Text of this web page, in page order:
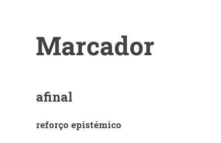
Marcador
afinal
reforço epistémico